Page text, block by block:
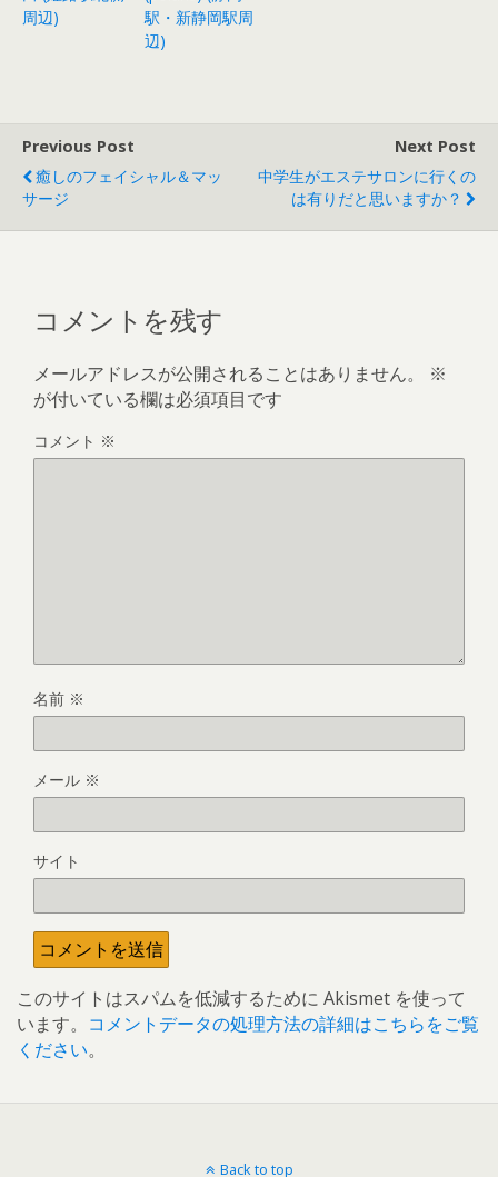
周辺)
駅・新静岡駅周
辺)
Previous Post
癒しのフェイシャル＆マッ
サージ
Next Post
中学生がエステサロンに行くの
は有りだと思いますか？
コメントを残す
メールアドレスが公開されることはありません。
※
が付いている欄は必須項目です
コメント ※
名前 ※
メール ※
サイト
このサイトはスパムを低減するために Akismet を使って
います。 コメントデータの処理方法の詳細はこちらをご覧
ください。
Back to top